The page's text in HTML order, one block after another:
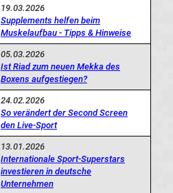
19.03.2026
Supplements helfen beim
Muskelaufbau - Tipps & Hinweise
05.03.2026
Ist Riad zum neuen Mekka des
Boxens aufgestiegen?
24.02.2026
So verändert der Second Screen
den Live-Sport
13.01.2026
Internationale Sport-Superstars
investieren in deutsche
Unternehmen